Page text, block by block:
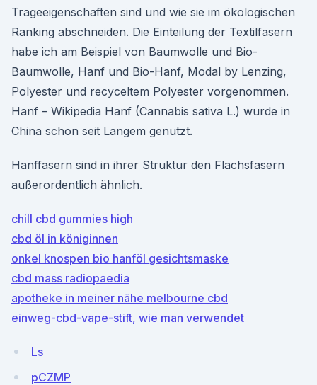
Trageeigenschaften sind und wie sie im ökologischen
Ranking abschneiden. Die Einteilung der Textilfasern
habe ich am Beispiel von Baumwolle und Bio-
Baumwolle, Hanf und Bio-Hanf, Modal by Lenzing,
Polyester und recyceltem Polyester vorgenommen.
Hanf – Wikipedia Hanf (Cannabis sativa L.) wurde in
China schon seit Langem genutzt.
Hanffasern sind in ihrer Struktur den Flachsfasern
außerordentlich ähnlich.
chill cbd gummies high
cbd öl in königinnen
onkel knospen bio hanföl gesichtsmaske
cbd mass radiopaedia
apotheke in meiner nähe melbourne cbd
einweg-cbd-vape-stift, wie man verwendet
Ls
pCZMP